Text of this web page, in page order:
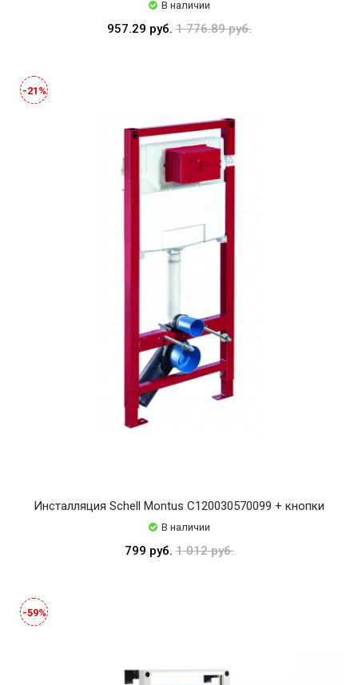
В наличии
957.29 руб.1 776.89 руб.
-21%
Инсталляция Schell Montus C120030570099 + кнопки
В наличии
799 руб.1 012 руб.
-59%